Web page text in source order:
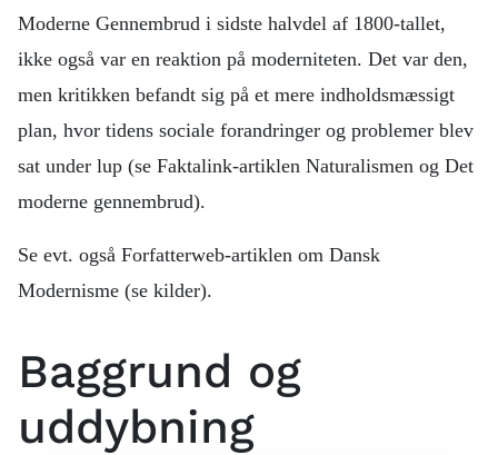
Moderne Gennembrud i sidste halvdel af 1800-tallet,
ikke også var en reaktion på moderniteten. Det var den,
men kritikken befandt sig på et mere indholdsmæssigt
plan, hvor tidens sociale forandringer og problemer blev
sat under lup (se Faktalink-artiklen Naturalismen og Det
moderne gennembrud).
Se evt. også Forfatterweb-artiklen om Dansk
Modernisme (se kilder).
Baggrund og
uddybning